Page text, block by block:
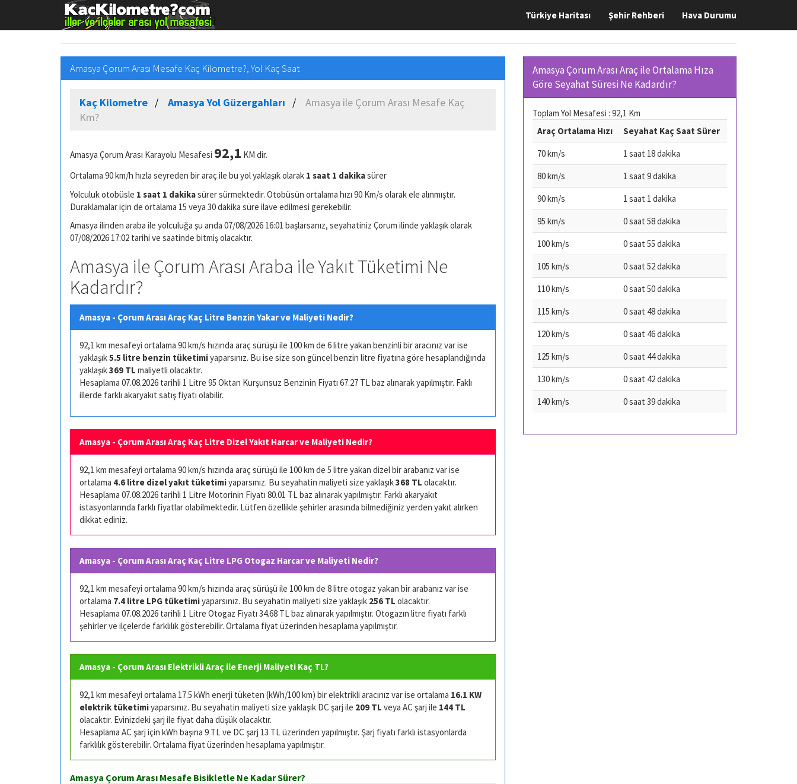
Türkiye Haritası Şehir Rehberi Hava Durumu
Amasya Çorum Arası Mesafe Kaç Kilometre?, Yol Kaç Saat
Kaç Kilometre Amasya Yol Güzergahları
Amasya ile Çorum Arası Mesafe Kaç
Km?
Amasya Çorum Arası Karayolu Mesafesi 92,1 KM dir.
Ortalama 90 km/h hızla seyreden bir araç ile bu yol yaklaşık olarak 1 saat 1 dakikasürer
Yolculuk otobüsle 1 saat 1 dakikasürer sürmektedir. Otobüsün ortalama hızı 90 Km/s olarak ele alınmıştır.
Duraklamalar için de ortalama 15 veya 30 dakika süre ilave edilmesi gerekebilir.
Amasya ilinden araba ile yolculuğa şu anda 07/08/2026 16:01 başlarsanız, seyahatiniz Çorum ilinde yaklaşık olarak
07/08/2026 17:02 tarihi ve saatinde bitmiş olacaktır.
Amasya ile Çorum Arası Araba ile Yakıt Tüketimi Ne
Kadardır?
Amasya - Çorum Arası Araç Kaç Litre Benzin Yakar ve Maliyeti Nedir?
92,1 km mesafeyi ortalama 90 km/s hızında araç sürüşü ile 100 km de 6 litre yakan benzinli bir aracınız var ise
yaklaşık5.5 litre benzin tüketimiyaparsınız. Bu ise size son güncel benzin litre fiyatına göre hesaplandığında
yaklaşık369 TL maliyetli olacaktır.
Hesaplama 07.08.2026 tarihli 1 Litre 95 Oktan Kurşunsuz Benzinin Fiyatı 67.27 TL baz alınarak yapılmıştır. Faklı
illerde farklı akaryakıt satış fiyatı olabilir.
Amasya - Çorum Arası Araç Kaç Litre Dizel Yakıt Harcar ve Maliyeti Nedir?
92,1 km mesafeyi ortalama 90 km/s hızında araç sürüşü ile 100 km de 5 litre yakan dizel bir arabanız var ise
ortalama 4.6 litre dizel yakıt tüketimiyaparsınız. Bu seyahatin maliyeti size yaklaşık368 TL olacaktır.
Hesaplama 07.08.2026 tarihli 1 Litre Motorinin Fiyatı 80.01 TL baz alınarak yapılmıştır. Farklı akaryakıt
istasyonlarında farklı fiyatlar olabilmektedir. Lütfen özellikle şehirler arasında bilmediğiniz yerden yakıt alırken
dikkat ediniz.
Amasya - Çorum Arası Araç Kaç Litre LPG Otogaz Harcar ve Maliyeti Nedir?
92,1 km mesafeyi ortalama 90 km/s hızında araç sürüşü ile 100 km de 8 litre otogaz yakan bir arabanız var ise
ortalama 7.4 litre LPG tüketimiyaparsınız. Bu seyahatin maliyeti size yaklaşık 256 TL olacaktır.
Hesaplama 07.08.2026 tarihli 1 Litre Otogaz Fiyatı 34.68 TL baz alınarak yapılmıştır. Otogazın litre fiyatı farklı
şehirler ve ilçelerde farklılık gösterebilir. Ortalama fiyat üzerinden hesaplama yapılmıştır.
Amasya - Çorum Arası Elektrikli Araç ile Enerji Maliyeti Kaç TL?
92,1 km mesafeyi ortalama 17.5 kWh enerji tüketen (kWh/100 km) bir elektrikli aracınız var ise ortalama 16.1 KW
elektrik tüketimiyaparsınız. Bu seyahatin maliyeti size yaklaşık DC şarj ile 209 TL veya AC şarj ile 144 TL
olacaktır. Evinizdeki şarj ile fiyat daha düşük olacaktır.
Hesaplama AC şarj için kWh başına 9 TL ve DC şarj 13 TL üzerinden yapılmıştır. Şarj fiyatı farklı istasyonlarda
farklılık gösterebilir. Ortalama fiyat üzerinden hesaplama yapılmıştır.
Amasya Çorum Arası Mesafe Bisikletle Ne Kadar Sürer?
Amasya Çorum Arası Araç ile Ortalama Hıza
Göre Seyahat Süresi Ne Kadardır?
Toplam Yol Mesafesi : 92,1 Km
Araç Ortalama Hızı
Seyahat Kaç Saat Sürer
70 km/s
1 saat 18 dakika
80 km/s
1 saat 9 dakika
90 km/s
1 saat 1 dakika
95 km/s
0 saat 58 dakika
100 km/s
0 saat 55 dakika
105 km/s
0 saat 52 dakika
110 km/s
0 saat 50 dakika
115 km/s
0 saat 48 dakika
120 km/s
0 saat 46 dakika
125 km/s
0 saat 44 dakika
130 km/s
0 saat 42 dakika
140 km/s
0 saat 39 dakika